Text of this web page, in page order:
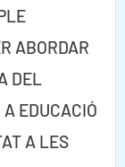
ABORDAR
DEL
EDUCACIÓ
A LES